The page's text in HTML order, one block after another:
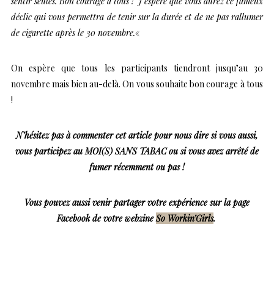
déclic qui vous permettra de tenir sur la durée et de ne pas rallumer
de cigarette après le 30 novembre.«
On espère que tous les participants tiendront jusqu’au 30
novembre mais bien au-delà. On vous souhaite bon courage à tous
!
N’hésitez pas à commenter cet article pour nous dire si vous aussi,
vous participez au MOI(S) SANS TABAC ou si vous avez arrêté de
fumer récemment ou pas !
Vous pouvez aussi venir partager votre expérience sur la page
Facebook de votre webzineSo Workin’Girls.